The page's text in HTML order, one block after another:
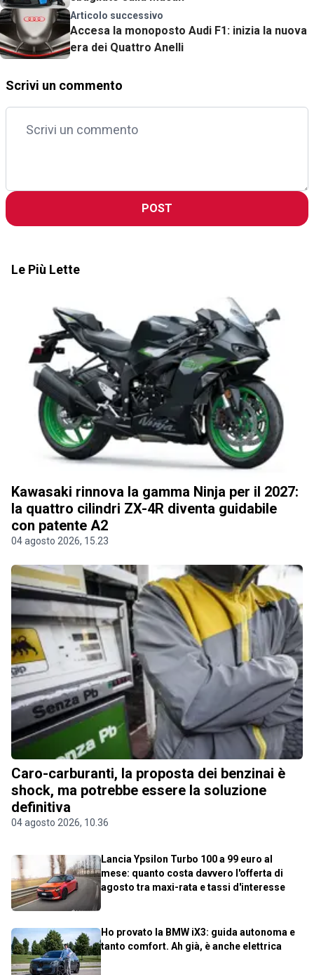
Articolo successivo
Accesa la monoposto Audi F1: inizia la nuova
era dei Quattro Anelli
Scrivi un commento
POST
Le Più Lette
Kawasaki rinnova la gamma Ninja per il 2027:
la quattro cilindri ZX-4R diventa guidabile
con patente A2
04 agosto 2026, 15.23
Caro-carburanti, la proposta dei benzinai è
shock, ma potrebbe essere la soluzione
definitiva
04 agosto 2026, 10.36
Lancia Ypsilon Turbo 100 a 99 euro al
mese: quanto costa davvero l'offerta di
agosto tra maxi-rata e tassi d'interesse
Ho provato la BMW iX3: guida autonoma e
tanto comfort. Ah già, è anche elettrica